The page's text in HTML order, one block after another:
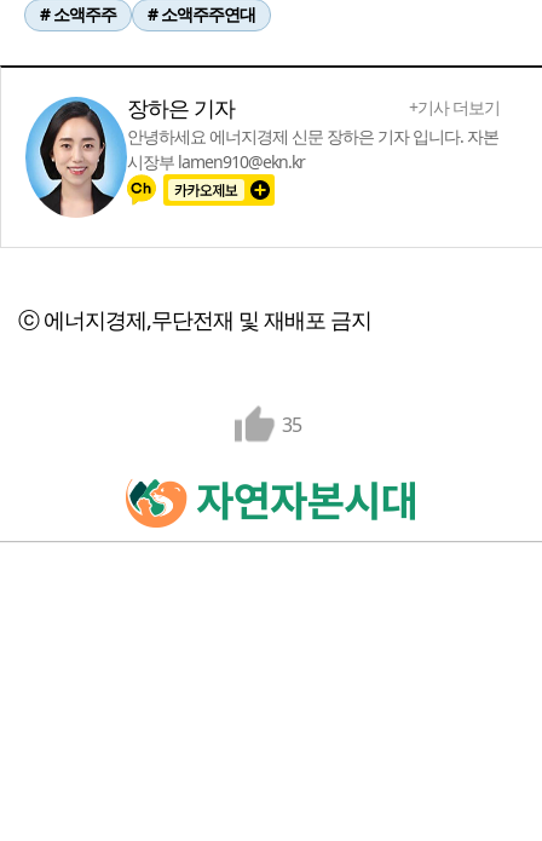
# 소액주주
# 소액주주연대
장하은 기자
+기사 더보기
안녕하세요 에너지경제 신문 장하은 기자 입니다. 자본
시장부 lamen910@ekn.kr
ⓒ 에너지경제,무단전재 및 재배포 금지
35